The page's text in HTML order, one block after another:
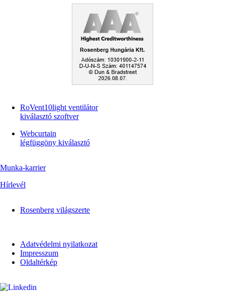
RoVent10light ventilátor
kiválasztó szoftver
Webcurtain
légfüggöny kiválasztó
Munka-karrier
Hírlevél
Rosenberg világszerte
Adatvédelmi nyilatkozat
Impresszum
Oldaltérkép